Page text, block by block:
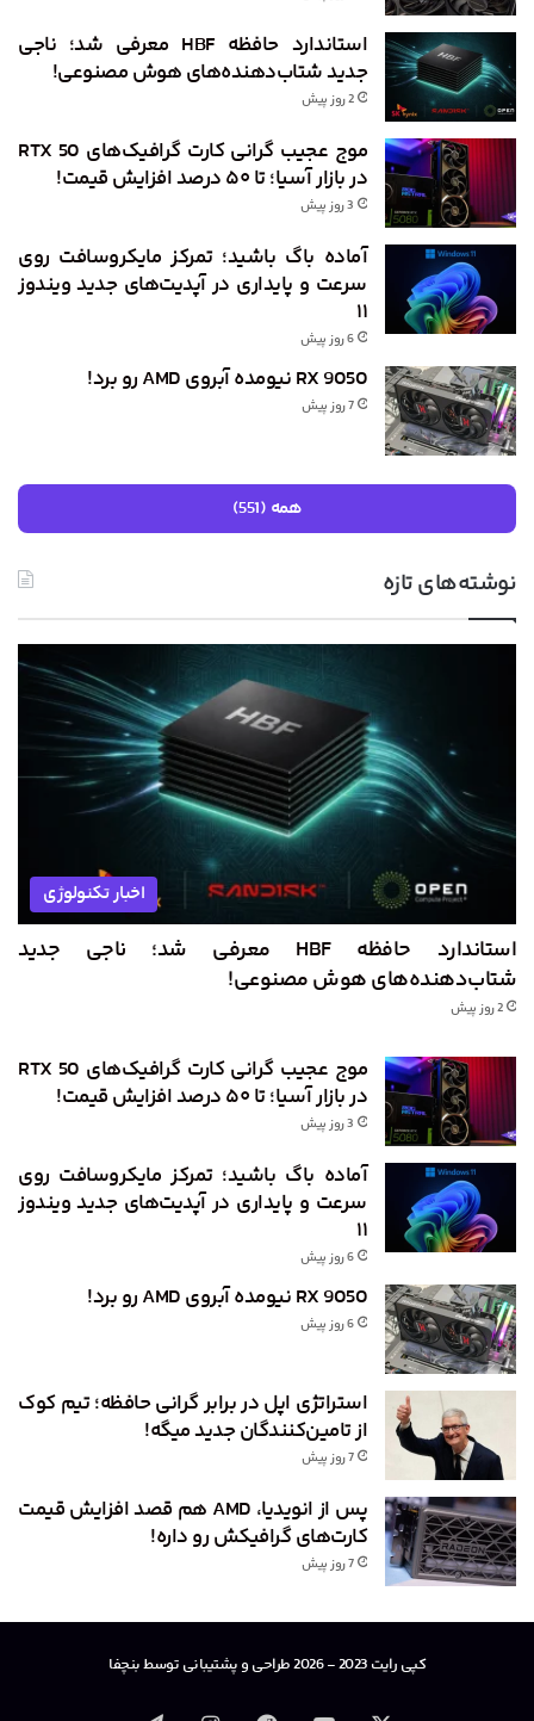
استاندارد حافظه HBF معرفی شد؛ ناجی
جدید شتاب‌دهنده‌های هوش مصنوعی!
2 روز پیش
موج عجیب گرانی کارت گرافیک‌های RTX 50
در بازار آسیا؛ تا ۵۰ درصد افزایش قیمت!
3 روز پیش
آماده باگ باشید؛ تمرکز مایکروسافت روی
سرعت و پایداری در آپدیت‌های جدید ویندوز
۱۱
6 روز پیش
RX 9050 نیومده آبروی AMD رو برد!
7 روز پیش
همه (551)
نوشته‌های تازه
اخبار تکنولوژی
استاندارد حافظه HBF معرفی شد؛ ناجی جدید
شتاب‌دهنده‌های هوش مصنوعی!
2 روز پیش
موج عجیب گرانی کارت گرافیک‌های RTX 50
در بازار آسیا؛ تا ۵۰ درصد افزایش قیمت!
3 روز پیش
آماده باگ باشید؛ تمرکز مایکروسافت روی
سرعت و پایداری در آپدیت‌های جدید ویندوز
۱۱
6 روز پیش
RX 9050 نیومده آبروی AMD رو برد!
6 روز پیش
استراتژی اپل در برابر گرانی حافظه؛ تیم کوک
از تامین‌کنندگان جدید میگه!
7 روز پیش
پس از انویدیا، AMD هم قصد افزایش قیمت
کارت‌های گرافیکش رو داره!
7 روز پیش
کپی رایت 2023 - 2026 طراحی و پشتیبانی توسط بنچفا